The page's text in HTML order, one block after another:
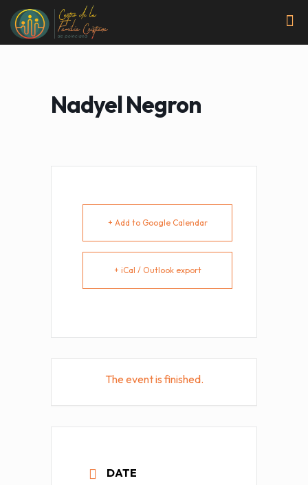
Nadyel Negron
+ Add to Google Calendar
+ iCal / Outlook export
The event is finished.
DATE